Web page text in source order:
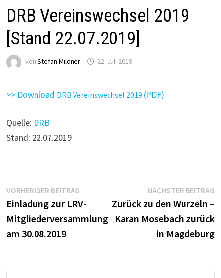
DRB Vereinswechsel 2019
[Stand 22.07.2019]
von Stefan Mildner 22. Juli 2019
>> Download DRB Vereinswechsel 2019 (PDF)
Quelle: DRB
Stand: 22.07.2019
Beitragsnavigation
VORHERIGER BEITRAGVorheriger
Beitrag:
Einladung zur LRV-
Mitgliederversammlung
am 30.08.2019
NÄCHSTER BEITRAG
Zurück zu den Wurzeln –
Karan Mosebach zurück
in Magdeburg